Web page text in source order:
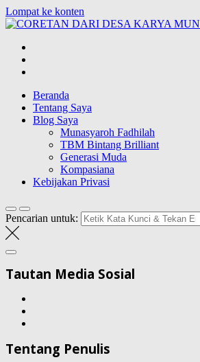
Lompat ke konten
Blog Wong Ndeso yang ingin berbagi
Beranda
Tentang Saya
Blog Saya
Munasyaroh Fadhilah
TBM Bintang Brilliant
Generasi Muda
Kompasiana
Kebijakan Privasi
Pencarian untuk:
Tautan Media Sosial
Tentang Penulis